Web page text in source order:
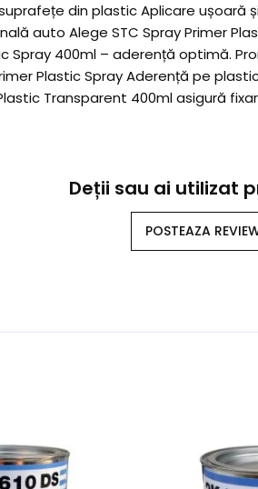
din plastic Aplicare
auto Alege STC Spray Primer
Spray 400ml – aderență optimă.
Plastic Spray Aderență pe
Transparent 400ml asigură
Deții sau ai utilizat
POSTEAZA